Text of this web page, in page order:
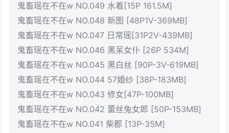
鬼畜瑶在不在w NO.049 水着[15P 161.5M]
鬼畜瑶在不在w NO.048 新图 [48P1V-369MB]
鬼畜瑶在不在w NO.047 日常瑶[31P2V-439MB]
鬼畜瑶在不在w NO.046 黑呆女仆 [26P 534M]
鬼畜瑶在不在w NO.045 黑白丝 [90P-3V-619MB]
鬼畜瑶在不在w NO.044 57婚纱 [38P-183MB]
鬼畜瑶在不在w NO.043 修女[47P-100MB]
鬼畜瑶在不在w NO.042 蕾丝兔女郎 [50P-153MB]
鬼畜瑶在不在w NO.041 柴郡 [13P-35M]